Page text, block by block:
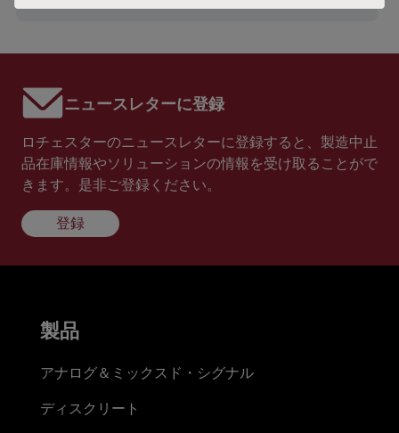
ニュースレターに登録
ロチェスターのニュースレターに登録すると、製造中止
品在庫情報やソリューションの情報を受け取ることがで
きます。是非ご登録ください。
登録
製品
アナログ＆ミックスド・シグナル
ディスクリート